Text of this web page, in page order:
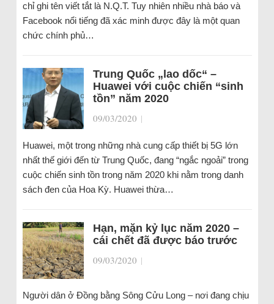
chỉ ghi tên viết tắt là N.Q.T. Tuy nhiên nhiều nhà báo và
Facebook nổi tiếng đã xác minh được đây là một quan
chức chính phủ…
Trung Quốc „lao dốc“ –
Huawei với cuộc chiến “sinh
tồn” năm 2020
09/03/2020 |
Huawei, một trong những nhà cung cấp thiết bị 5G lớn
nhất thế giới đến từ Trung Quốc, đang “ngắc ngoải” trong
cuộc chiến sinh tồn trong năm 2020 khi nằm trong danh
sách đen của Hoa Kỳ. Huawei thừa…
Hạn, mặn kỷ lục năm 2020 –
cái chết đã được báo trước
09/03/2020 |
Người dân ở Đồng bằng Sông Cửu Long – nơi đang chịu